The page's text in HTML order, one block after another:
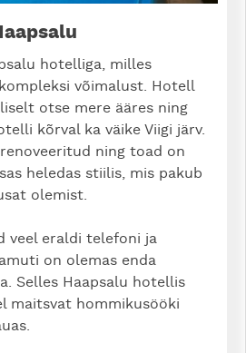
hotelliga, milles
võimalust. Hotell
otse mere ääres ning
kõrval ka väike Viigi järv.
ning toad on
heledas stiilis, mis pakub
olemist.
veel eraldi telefoni ja
on olemas enda
Selles Haapsalu hotellis
maitsvat hommikusööki